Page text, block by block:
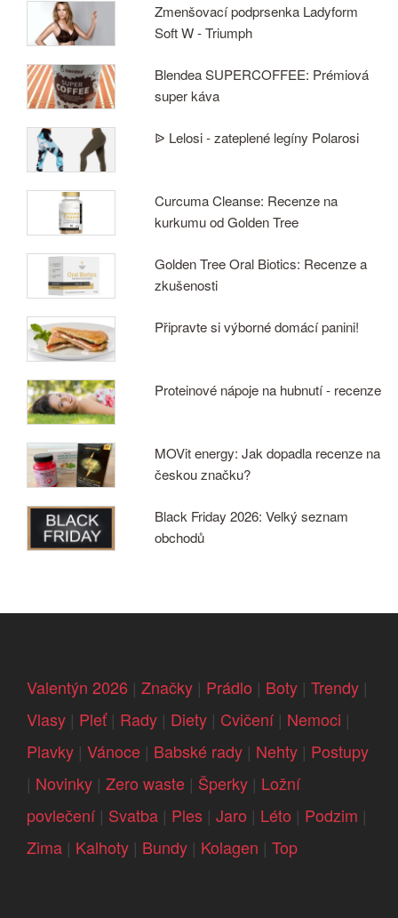
Zmenšovací podprsenka Ladyform
Soft W - Triumph
Blendea SUPERCOFFEE: Prémiová
super káva
ᐉ Lelosi - zateplené legíny Polarosi
Curcuma Cleanse: Recenze na
kurkumu od Golden Tree
Golden Tree Oral Biotics: Recenze a
zkušenosti
Připravte si výborné domácí panini!
Proteinové nápoje na hubnutí - recenze
MOVit energy: Jak dopadla recenze na
českou značku?
Black Friday 2026: Velký seznam
obchodů
Valentýn 2026 | Značky | Prádlo | Boty | Trendy |
Vlasy | Pleť| Rady | Diety | Cvičení| Nemoci |
Plavky | Vánoce | Babské rady | Nehty | Postupy
| Novinky | Zero waste | Šperky | Ložní
povlečení| Svatba | Ples | Jaro | Léto | Podzim |
Zima | Kalhoty | Bundy | Kolagen | Top